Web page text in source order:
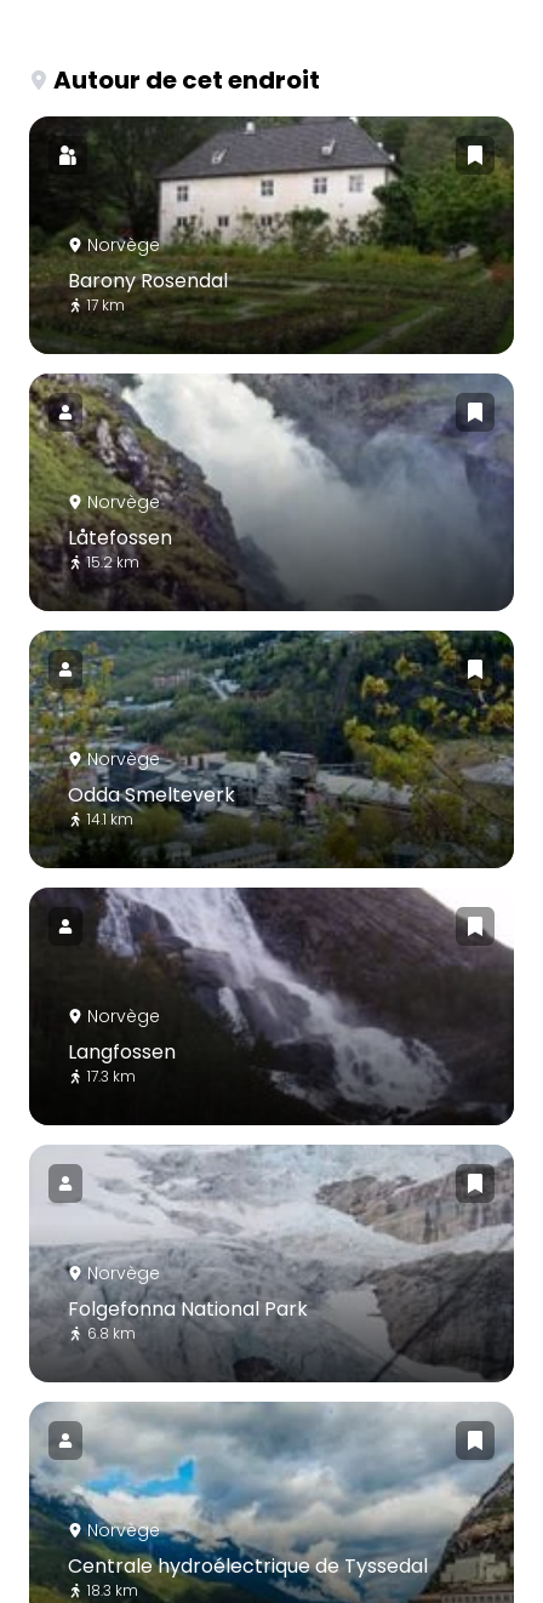
Autour de cet endroit
Norvège
Barony Rosendal
17 km
Norvège
Låtefossen
15.2 km
Norvège
Odda Smelteverk
14.1 km
Norvège
Langfossen
17.3 km
Norvège
Folgefonna National Park
6.8 km
Norvège
Centrale hydroélectrique de Tyssedal
18.3 km